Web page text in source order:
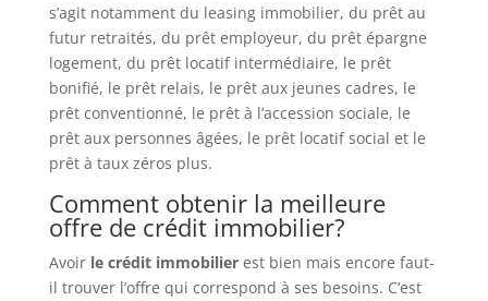
s’agit notamment du leasing immobilier, du prêt au
futur retraités, du prêt employeur, du prêt épargne
logement, du prêt locatif intermédiaire, le prêt
bonifié, le prêt relais, le prêt aux jeunes cadres, le
prêt conventionné, le prêt à l’accession sociale, le
prêt aux personnes âgées, le prêt locatif social et le
prêt à taux zéros plus.
Comment obtenir la meilleure
offre de crédit immobilier?
Avoir le crédit immobilierest bien mais encore faut-
il trouver l’offre qui correspond à ses besoins. C’est